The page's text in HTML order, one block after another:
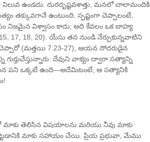
ఉండదు. దురదృష్టవశాత్తు, మనలో చాలామందికి
తక్కువగానే ఉంటుంది. స్పష్టంగా చెప్పాలంటే,
నిజమైన విశ్వాసం కాదు; అది కేవలం ఒక బాహ్య
18, 20). యేసు తన నుండి నేర్చుకున్నవాటిని
(మత్తయి 7:23-27), ఆయన సోదరుడైన
దేవుని వాక్యం ద్వారా సత్యాన్ని
పని ఒక్కటే ఉంది—అదేమిటంటే, ఆ సత్యానికి
మాకు తెలిసిన విషయాలను మరియు నీవు మాకు
మాకు సహాయం చేయి. ప్రియ ప్రభువా, మేము